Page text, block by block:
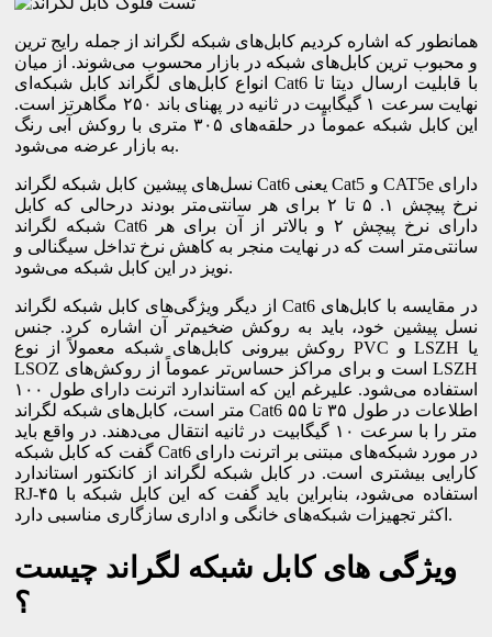
همانطور که اشاره کردیم کابل‌های شبکه لگراند از جمله رایج‌ ترین
و محبوب ‌ترین کابل‌های شبکه در بازار محسوب می‌شوند. از میان
انواع کابل‌های لگراند کابل شبکه‌ای Cat6 با قابلیت ارسال دیتا تا
نهایت سرعت ۱ گیگابیت در ثانیه در پهنای باند ۲۵۰ مگاهرتز است.
این کابل شبکه عموماً در حلقه‌های ۳۰۵ متری با روکش آبی رنگ
به بازار عرضه می‌شود.
نسل‌های پیشین کابل شبکه لگراند Cat6 یعنی Cat5 و CAT5e دارای
نرخ پیچش ۱. ۵ تا ۲ برای هر سانتی‌متر بودند درحالی که کابل
شبکه لگراند Cat6 دارای نرخ پیچش ۲ و بالاتر از آن برای هر
سانتی‌متر است که در نهایت منجر به کاهش نرخ تداخل سیگنالی و
نویز در این کابل شبکه می‌شود.
از دیگر ویژگی‌های کابل شبکه لگراند Cat6 در مقایسه با کابل‌های
نسل پیشین خود، باید به روکش ضخیم‌تر آن اشاره کرد. جنس
روکش بیرونی کابل‌های شبکه معمولاً از نوع PVC و LSZH یا
LSOZ است و برای مراکز حساس‌تر عموماً از روکش‌های LSZH
استفاده می‌شود. علیرغم این که استاندارد اترنت دارای طول ۱۰۰
متر است، کابل‌های شبکه لگراند Cat6 اطلاعات در طول ۳۵ تا ۵۵
متر را با سرعت ۱۰ گیگابیت در ثانیه انتقال می‌دهند. در واقع باید
گفت که کابل شبکه Cat6 در مورد شبکه‌های مبتنی بر اترنت دارای
کارایی بیشتری است. در کابل شبکه لگراند از کانکتور استاندارد
RJ-۴۵ استفاده می‌شود، بنابراین باید گفت که این کابل شبکه با
اکثر تجهیزات شبکه‌های خانگی و اداری سازگاری مناسبی دارد.
ویژگی های کابل شبکه لگراند چیست
؟